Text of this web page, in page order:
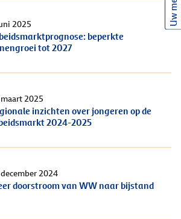
2025
beperkte
tot 2027
2025
inzichten over jongeren op de
2024-2025
2024
doorstroom van WW naar bijstand